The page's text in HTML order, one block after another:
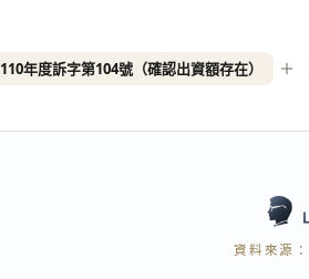
資料來源
110年度訴字第104號（確認出資額存在）